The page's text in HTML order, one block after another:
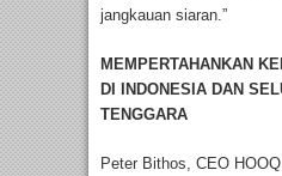
jangkauan siaran.”
MEMPERTAHANKAN
DI INDONESIA DAN
TENGGARA
Peter Bithos, CEO